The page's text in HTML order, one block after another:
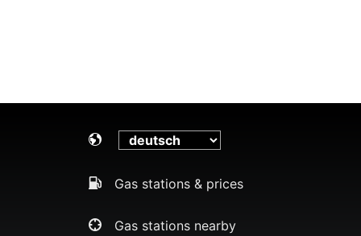
Gas stations & prices
Gas stations nearby